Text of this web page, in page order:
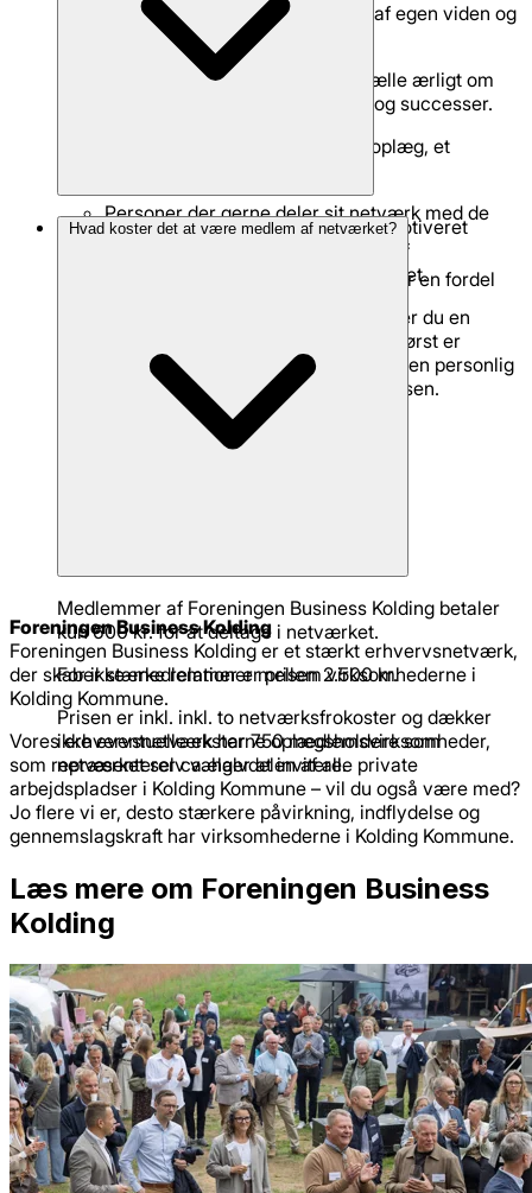
Personer der er klar på dele ud af egen viden og
erfaringer.
Personer der er åben for at fortælle ærligt om
egen virksomhed, udfordringer og successer.
Personer der byder ind med et oplæg, et
Personer der gerne deler sit netværk med de
øvrige deltagere.
CVR-nummer i Kolding kommune er en fordel
Medlemskab af netværket sker via en motiveret
ansøgning, for at sikre en god blanding af
virksomheder og kompetencer i netværket.
Når du indsender din ansøgning modtager du en
automatisk bekræftelse - bemærk at du først er
optaget på forløbet, når du har modtaget en personlig
mail fra Leendert Bjerg eller Tina Nikolajsen.
Hvad koster det at være medlem af netværket?
Medlemmer af Foreningen Business Kolding betaler
kun 600 kr. for at deltage i netværket.
For ikke-medlemmer er prisen 2.500 kr.
Prisen er inkl. inkl. to netværksfrokoster og dækker
ikke eventuelle eksterne oplægsholdere som
netværket selv vælger at invitere.
Foreningen Business Kolding
Foreningen Business Kolding er et stærkt erhvervsnetværk,
der skaber stærke relationer mellem virksomhederne i
Kolding Kommune.
Vores erhvervsnetværk har 750 medlemsvirksomheder,
som repræsenterer ca. halvdelen af alle private
arbejdspladser i Kolding Kommune – vil du også være med?
Jo flere vi er, desto stærkere påvirkning, indflydelse og
gennemslagskraft har virksomhederne i Kolding Kommune.
Læs mere om Foreningen Business
Kolding